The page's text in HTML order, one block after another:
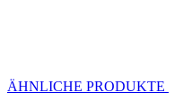
ÄHNLICHE PRODUKTE